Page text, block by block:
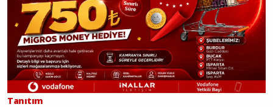
Tanıtım